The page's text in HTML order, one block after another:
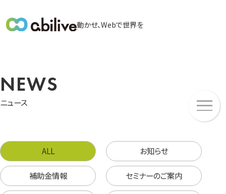
動かせ、Webで世界を
メ
ニ
ュ
ー
ニ
ュ
NEWS
ニュース
ALL お知らせ
補助金情報 セミナーのご案内